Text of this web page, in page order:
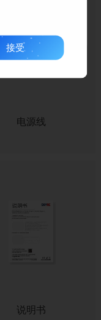
电源线
说明书
接受